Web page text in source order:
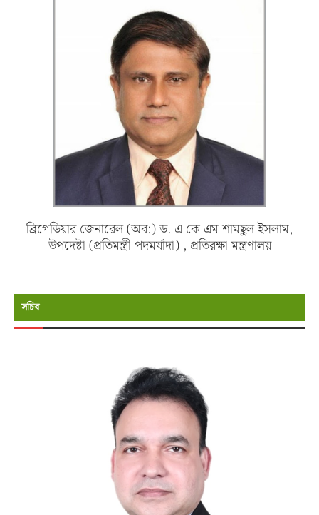
ব্রিগেডিয়ার জেনারেল (অব:) ড. এ কে এম শামছুল ইসলাম,
উপদেষ্টা (প্রতিমন্ত্রী পদমর্যাদা) , প্রতিরক্ষা মন্ত্রণালয়
সচিব